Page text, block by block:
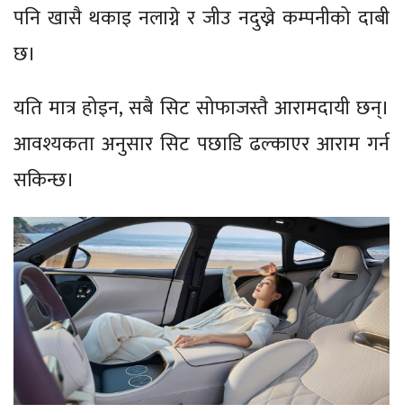
पनि खासै थकाइ नलाग्ने र जीउ नदुख्ने कम्पनीको दाबी
छ।
यति मात्र होइन, सबै सिट सोफाजस्तै आरामदायी छन्।
आवश्यकता अनुसार सिट पछाडि ढल्काएर आराम गर्न
सकिन्छ।